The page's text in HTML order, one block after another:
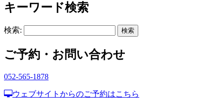
キーワード検索
検索:
ご予約・お問い合わせ
052-565-1878
ウェブサイトからのご予約はこちら